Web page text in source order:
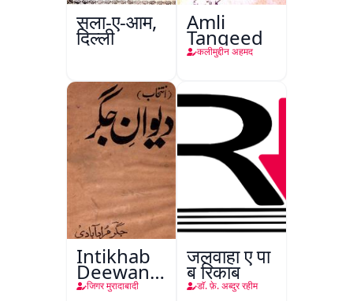
सला-ए-आम,
दिल्ली
Amli
Tanqeed
कलीमुद्दीन अहमद
Intikhab
Deewan-
e-Jigar
जिगर मुरादाबादी
जलवाहा ए पा
ब रिकाब
डाॅ. फ़े. अब्दुर रहीम